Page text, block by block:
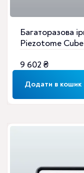
Багаторазова
Piezotome Cube
9 602 ₴
Додати в кошик